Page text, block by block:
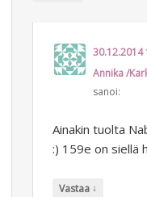
30.12.2014
Annika /
sanoi:
Ainakin tuolta
:) 159e on siellä
Vastaa ↓